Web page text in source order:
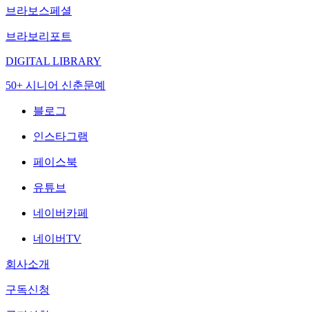
브라보스페셜
브라보리포트
DIGITAL LIBRARY
50+ 시니어 신춘문예
블로그
인스타그램
페이스북
유튜브
네이버카페
네이버TV
회사소개
구독신청